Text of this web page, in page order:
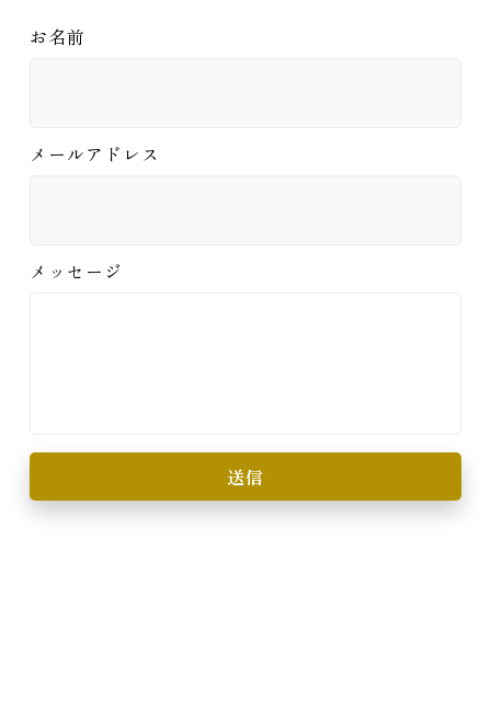
お名前
メールアドレス
メッセージ